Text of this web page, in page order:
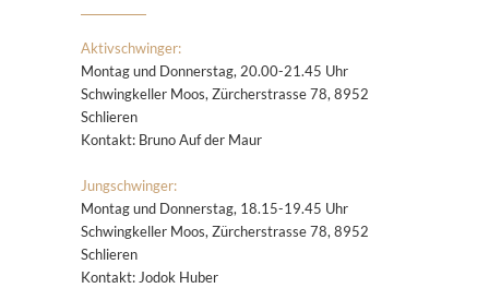
Aktivschwinger:
Montag und Donnerstag, 20.00-21.45 Uhr
Schwingkeller Moos, Zürcherstrasse 78, 8952
Schlieren
Kontakt: Bruno Auf der Maur
Jungschwinger:
Montag und Donnerstag, 18.15-19.45 Uhr
Schwingkeller Moos, Zürcherstrasse 78, 8952
Schlieren
Kontakt: Jodok Huber